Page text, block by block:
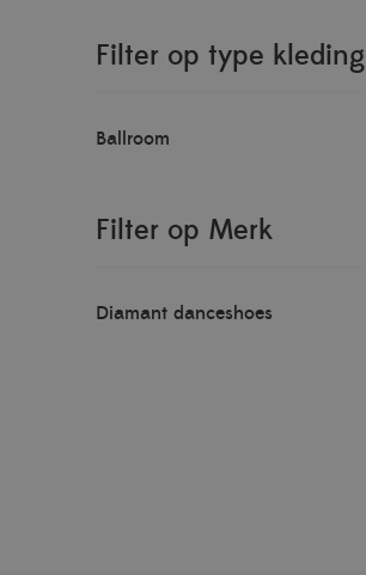
Filter op type kleding
Ballroom
Filter op Merk
Diamant danceshoes